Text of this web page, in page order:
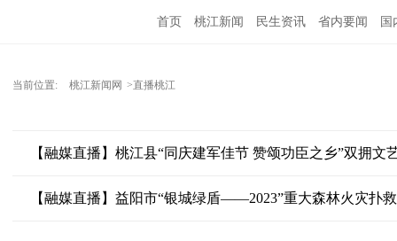
首页 桃江新闻 民生资讯 省内要闻 国
当前位置: 桃江新闻网 >直播桃江
【融媒直播】桃江县“同庆建军佳节 赞颂功臣之乡”双拥文
【融媒直播】益阳市“银城绿盾——2023”重大森林火灾扑